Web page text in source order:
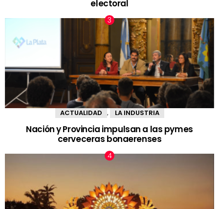
electoral
ACTUALIDAD , LA INDUSTRIA
Nación y Provincia impulsan a las pymes
cerveceras bonaerenses